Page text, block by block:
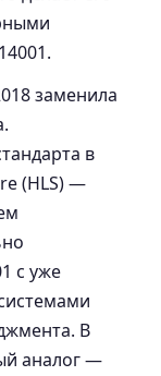
заменила
в
(HLS) —
с уже
В
аналог —